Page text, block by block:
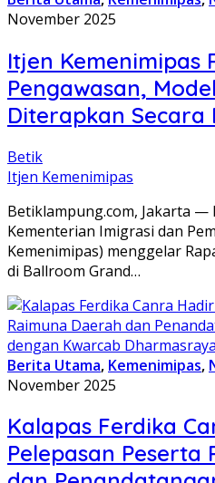
November 2025
Itjen Kemenimipas
Pengawasan,
Diterapkan Secara
Betik
Itjen Kemenimipas
Betiklampung.com, Jakarta —
Kementerian Imigrasi dan
Kemenimipas) menggelar
di Ballroom Grand…
Berita Utama, Kemenimipas,
November 2025
Kalapas Ferdika
Pelepasan Peserta